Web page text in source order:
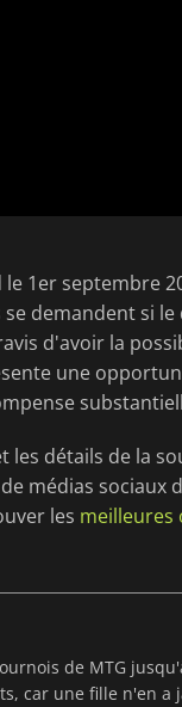
1er septembre
demandent si
d'avoir la
une
détails de la
médias
les meilleures
de MTG
car une fille n'en a